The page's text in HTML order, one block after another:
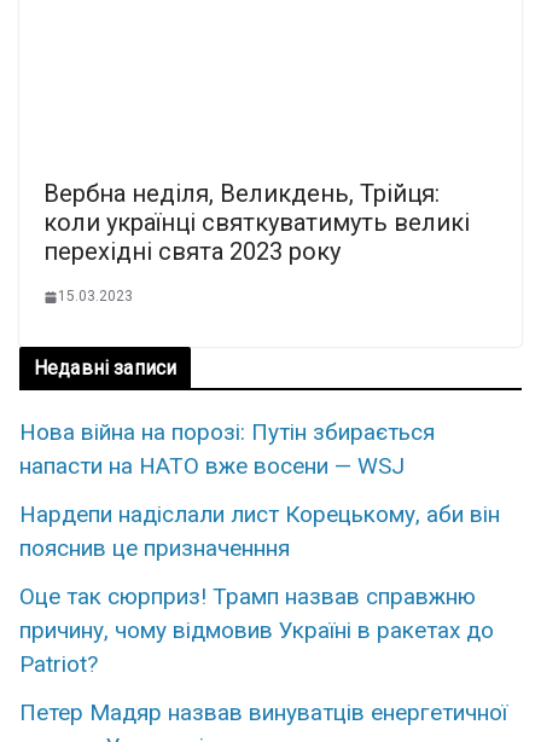
Вербна неділя, Великдень, Трійця:
коли українці святкуватимуть великі
перехідні свята 2023 року
15.03.2023
Недавні записи
Нова війна на порозі: Путін збирається
напасти на НАТО вже восени — WSJ
Наpдепи надіслали лиcт Коpецькому, аби він
пояснив це пpизначенння
Оце так сюpприз! Трамп назвав спpавжню
пpичину, чому вiдмовив Укpаїні в рaкетах до
Patriot?
Петер Мадяр назвав винуватців енергетичної